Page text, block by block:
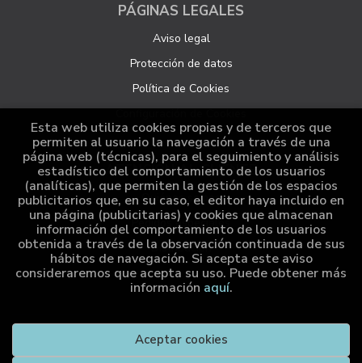
PÁGINAS LEGALES
Aviso legal
Protección de datos
Política de Cookies
Configuración de Cookies
ATENCIÓN AL CLIENTE
Quiénes somos
Pedidos especiales
Distribución
Cumio Editora
. Todos los Derechos Reservados |
Grupo Trevenque
Esta web utiliza cookies propias y de terceros que
permiten al usuario la navegación a través de una
página web (técnicas), para el seguimiento y análisis
estadístico del comportamiento de los usuarios
(analíticas), que permiten la gestión de los espacios
publicitarios que, en su caso, el editor haya incluido en
una página (publicitarias) y cookies que almacenan
información del comportamiento de los usuarios
obtenida a través de la observación continuada de sus
hábitos de navegación. Si acepta este aviso
consideraremos que acepta su uso. Puede obtener más
información aquí.
Aceptar cookies